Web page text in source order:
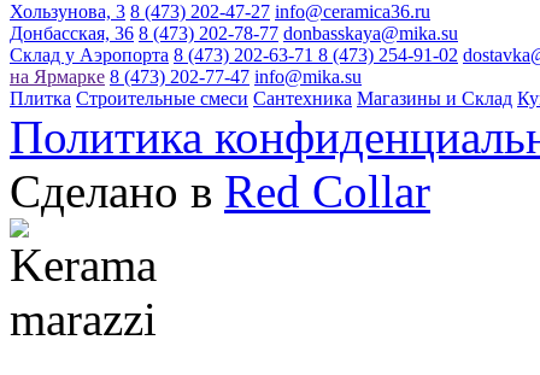
Хользунова, 3 8 (473) 202-47-27 info@ceramica36.ru
Донбасская, 36 8 (473) 202-78-77 donbasskaya@mika.su
Склад у Аэропорта 8 (473) 202-63-71 8 (473) 254-91-02
на Ярмарке 8 (473) 202-77-47 info@mika.su
Плитка Строительные смеси Сантехника Магазины и Склад
Политика
Сделано в Red Collar